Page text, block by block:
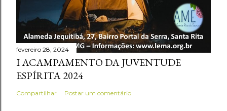
fevereiro 28, 2024
I ACAMPAMENTO DA JUVENTUDE
ESPÍRITA 2024
Compartilhar Postar um comentário